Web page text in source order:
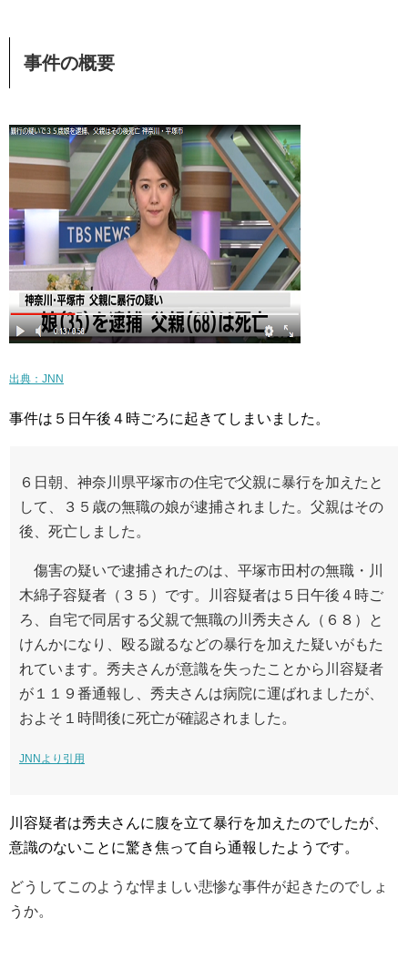
事件の概要
出典：JNN
事件は５日午後４時ごろに起きてしまいました。
６日朝、神奈川県平塚市の住宅で父親に暴行を加えたと
して、３５歳の無職の娘が逮捕されました。父親はその
後、死亡しました。
傷害の疑いで逮捕されたのは、平塚市田村の無職・川
木綿子容疑者（３５）です。川容疑者は５日午後４時ご
ろ、自宅で同居する父親で無職の川秀夫さん（６８）と
けんかになり、殴る蹴るなどの暴行を加えた疑いがもた
れています。秀夫さんが意識を失ったことから川容疑者
が１１９番通報し、秀夫さんは病院に運ばれましたが、
およそ１時間後に死亡が確認されました。
JNNより引用
川容疑者は秀夫さんに腹を立て暴行を加えたのでしたが、
意識のないことに驚き焦って自ら通報したようです。
どうしてこのような悍ましい悲惨な事件が起きたのでしょ
うか。